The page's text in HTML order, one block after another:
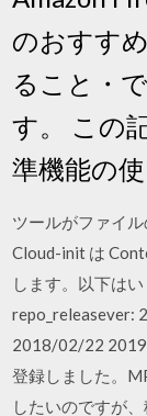
のおすす
ること・
す。 この
準機能の
ツールがファイ
Cloud-init は
します。以下は
repo_releasever:
2018/02/22
登録しました。
したいのですが